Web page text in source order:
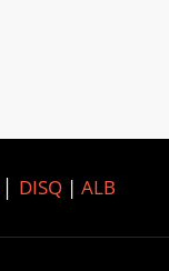
DISQ| ALB